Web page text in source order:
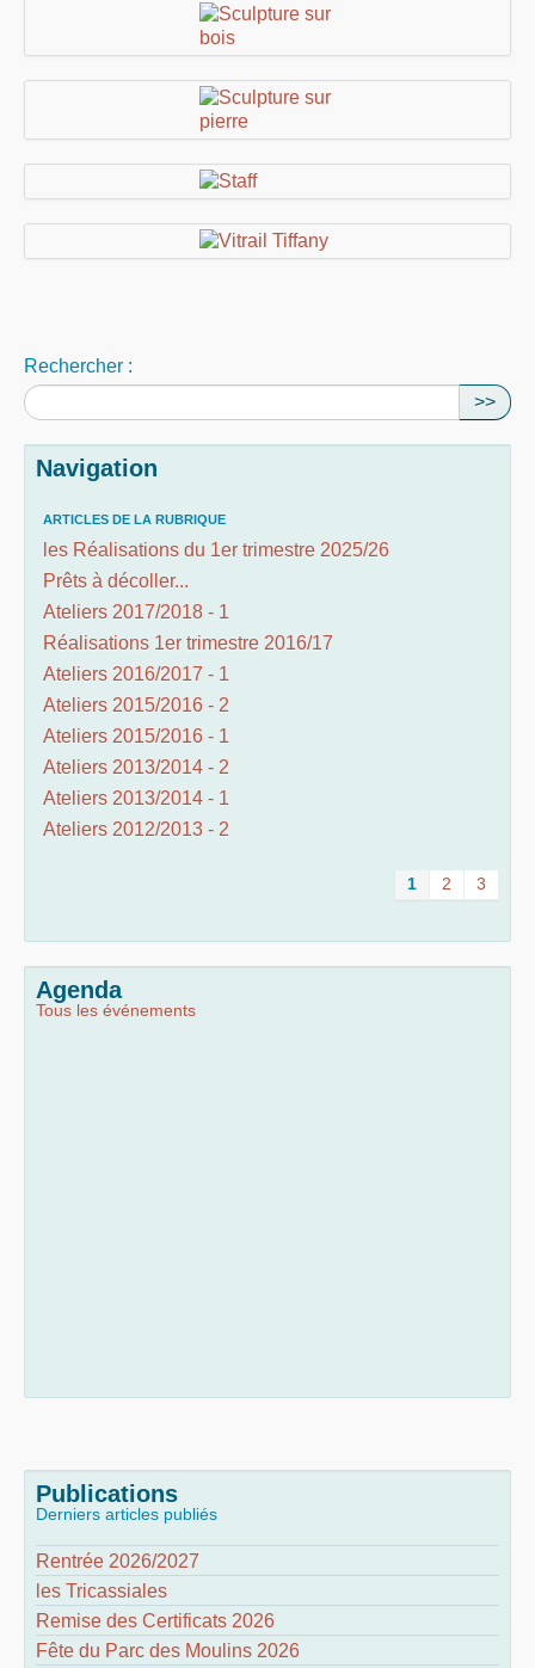
Rechercher :
>>
Navigation
ARTICLES DE LA RUBRIQUE
les Réalisations du 1er trimestre 2025/26
Prêts à décoller...
Ateliers 2017/2018 - 1
Réalisations 1er trimestre 2016/17
Ateliers 2016/2017 - 1
Ateliers 2015/2016 - 2
Ateliers 2015/2016 - 1
Ateliers 2013/2014 - 2
Ateliers 2013/2014 - 1
Ateliers 2012/2013 - 2
1 2 3
Agenda
Tous les événements
Publications
Derniers articles publiés
Rentrée 2026/2027
les Tricassiales
Remise des Certificats 2026
Fête du Parc des Moulins 2026